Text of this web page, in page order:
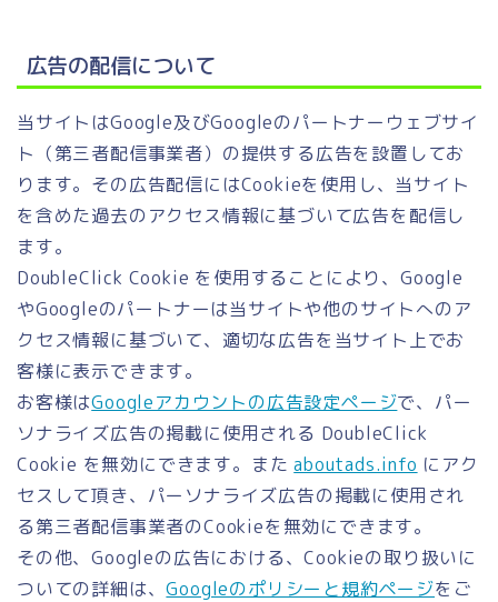
広告の配信について
当サイトはGoogle及びGoogleのパートナーウェブサイ
ト（第三者配信事業者）の提供する広告を設置してお
ります。その広告配信にはCookieを使用し、当サイト
を含めた過去のアクセス情報に基づいて広告を配信し
ます。
DoubleClick Cookie を使用することにより、Google
やGoogleのパートナーは当サイトや他のサイトへのア
クセス情報に基づいて、適切な広告を当サイト上でお
客様に表示できます。
お客様はGoogleアカウントの広告設定ページで、パー
ソナライズ広告の掲載に使用される DoubleClick
Cookie を無効にできます。またaboutads.info にアク
セスして頂き、パーソナライズ広告の掲載に使用され
る第三者配信事業者のCookieを無効にできます。
その他、Googleの広告における、Cookieの取り扱いに
ついての詳細は、Googleのポリシーと規約ページをご